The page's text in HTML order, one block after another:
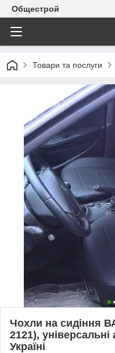
Общестрой
Товари та послуги
Чохли на сидіння
2121),
Україні